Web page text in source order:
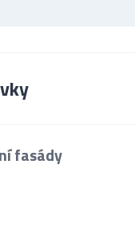
fasády